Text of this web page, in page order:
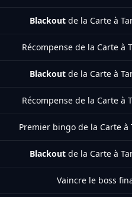
Blackoutde la Carte à
Récompense de la Carte à
Blackoutde la Carte à
Récompense de la Carte à
Premier bingo de la Carte à
Blackoutde la Carte à
Vaincre le boss